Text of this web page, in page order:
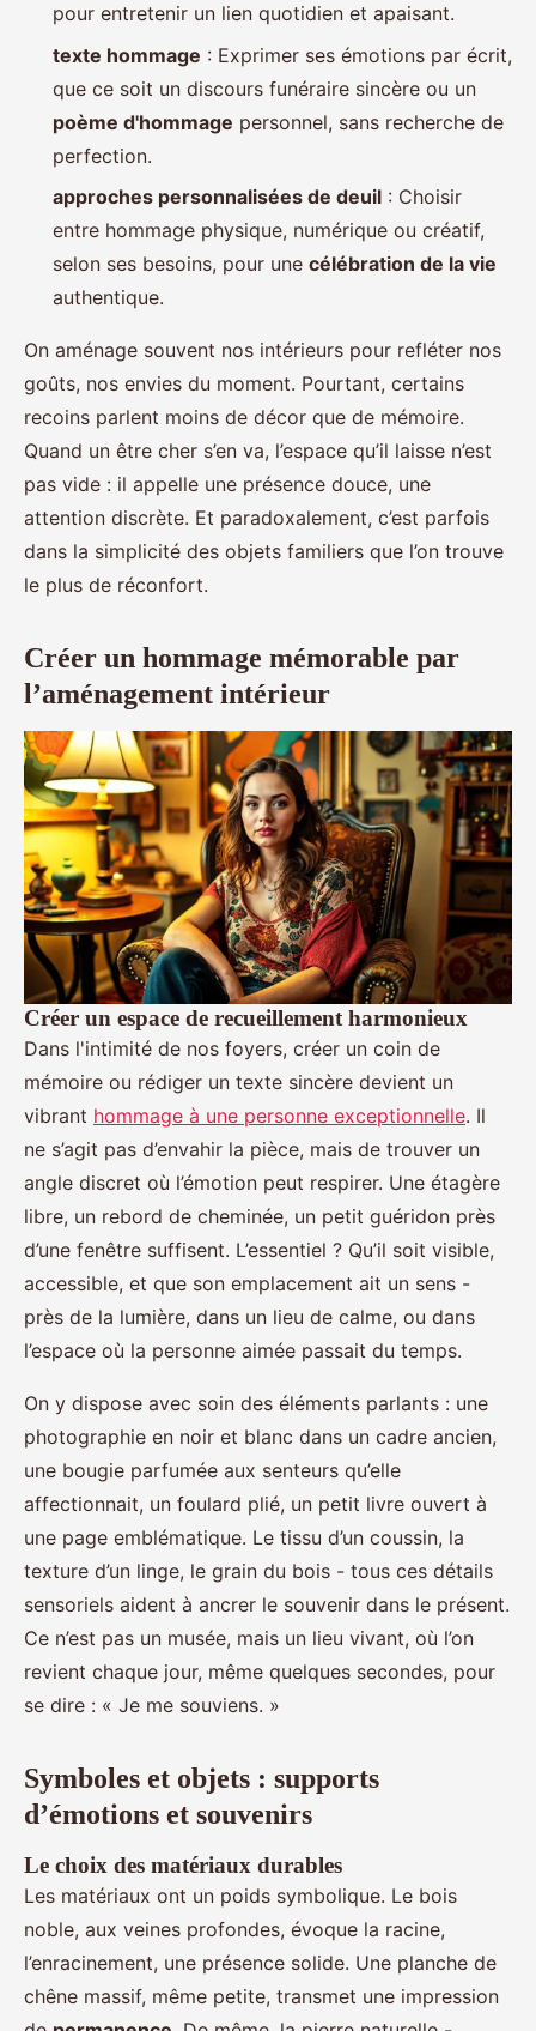
pour entretenir un lien quotidien et apaisant.
texte hommage : Exprimer ses émotions par écrit,
que ce soit un discours funéraire sincère ou un
poème d'hommage personnel, sans recherche de
perfection.
approches personnalisées de deuil : Choisir
entre hommage physique, numérique ou créatif,
selon ses besoins, pour une célébration de la vie
authentique.
On aménage souvent nos intérieurs pour refléter nos
goûts, nos envies du moment. Pourtant, certains
recoins parlent moins de décor que de mémoire.
Quand un être cher s’en va, l’espace qu’il laisse n’est
pas vide : il appelle une présence douce, une
attention discrète. Et paradoxalement, c’est parfois
dans la simplicité des objets familiers que l’on trouve
le plus de réconfort.
Créer un hommage mémorable par
l’aménagement intérieur
Créer un espace de recueillement harmonieux
Dans l'intimité de nos foyers, créer un coin de
mémoire ou rédiger un texte sincère devient un
vibrant hommage à une personne exceptionnelle. Il
ne s’agit pas d’envahir la pièce, mais de trouver un
angle discret où l’émotion peut respirer. Une étagère
libre, un rebord de cheminée, un petit guéridon près
d’une fenêtre suffisent. L’essentiel ? Qu’il soit visible,
accessible, et que son emplacement ait un sens -
près de la lumière, dans un lieu de calme, ou dans
l’espace où la personne aimée passait du temps.
On y dispose avec soin des éléments parlants : une
photographie en noir et blanc dans un cadre ancien,
une bougie parfumée aux senteurs qu’elle
affectionnait, un foulard plié, un petit livre ouvert à
une page emblématique. Le tissu d’un coussin, la
texture d’un linge, le grain du bois - tous ces détails
sensoriels aident à ancrer le souvenir dans le présent.
Ce n’est pas un musée, mais un lieu vivant, où l’on
revient chaque jour, même quelques secondes, pour
se dire : « Je me souviens. »
Symboles et objets : supports
d’émotions et souvenirs
Le choix des matériaux durables
Les matériaux ont un poids symbolique. Le bois
noble, aux veines profondes, évoque la racine,
l’enracinement, une présence solide. Une planche de
chêne massif, même petite, transmet une impression